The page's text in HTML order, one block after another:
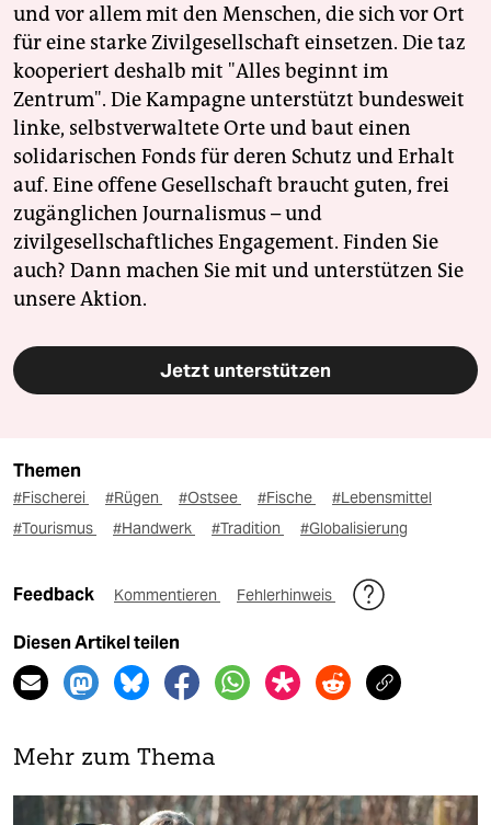
und vor allem mit den Menschen, die sich vor Ort
für eine starke Zivilgesellschaft einsetzen. Die taz
kooperiert deshalb mit "Alles beginnt im
Zentrum". Die Kampagne unterstützt bundesweit
linke, selbstverwaltete Orte und baut einen
solidarischen Fonds für deren Schutz und Erhalt
auf. Eine offene Gesellschaft braucht guten, frei
zugänglichen Journalismus – und
zivilgesellschaftliches Engagement. Finden Sie
auch? Dann machen Sie mit und unterstützen Sie
unsere Aktion.
Jetzt unterstützen
Themen
#Fischerei #Rügen #Ostsee #Fische
#Lebensmittel
#Tourismus
#Handwerk #Tradition #Globalisierung
Feedback Kommentieren Fehlerhinweis
Diesen Artikel teilen
Mehr zum Thema